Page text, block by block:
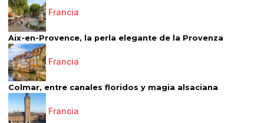
Francia
Aix-en-Provence, la perla elegante de la Provenza
Francia
Colmar, entre canales floridos y magia alsaciana
Francia